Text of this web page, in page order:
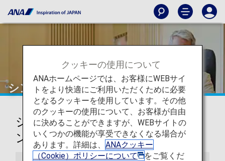
シンガポール
シンガポール・チャンギ空港ラウ
ンジ
クッキーの使用について
ANAホームページでは、お客様にWEBサイ
トをより快適にご利用いただくために必要
となるクッキーを使用しています。その他
のクッキーの使用について、お客様が自由
に決めることができますが、WEBサイトの
いくつかの機能が享受できなくなる場合が
あります。詳細は、 ANAクッキー
（Cookie）ポリシーについて
をご覧くだ